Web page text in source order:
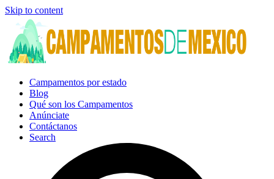
Skip to content
Campamentos por estado
Blog
Qué son los Campamentos
Anúnciate
Contáctanos
Search